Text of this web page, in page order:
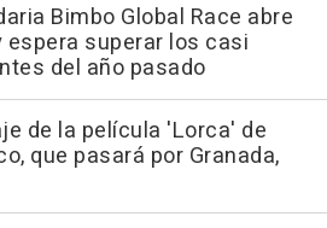
Bimbo Global Race abre
superar los casi
del año pasado
de la película 'Lorca' de
que pasará por Granada,